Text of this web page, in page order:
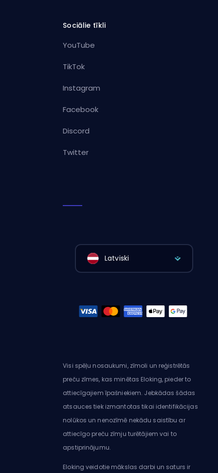
Sociālie tīkli
YouTube
TikTok
Instagram
Facebook
Discord
Twitter
Latviski
Visi spēļu nosaukumi, zīmoli un reģistrētās
preču zīmes, kas minētas Eloking, pieder to
attiecīgajiem īpašniekiem. Jebkādas šādas
atsauces tiek izmantotas tikai identifikācijas
nolūkos un nenozīmē nekādu saistību ar
attiecīgo preču zīmju turētājiem vai to
apstiprinājumu.
Eloking veidotie mākslas darbi un saturs ir